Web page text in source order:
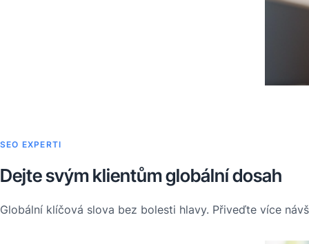
SEO EXPERTI
Dejte svým klientům globální dosah
Globální klíčová slova bez bolesti hlavy. Přiveďte více